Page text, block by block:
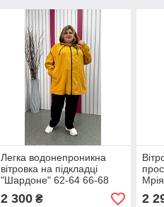
Легка водонепроникна
вітровка на підкладці
"Шардоне" 62-64 66-68
70-72 74-76
2 300₴
74-
2